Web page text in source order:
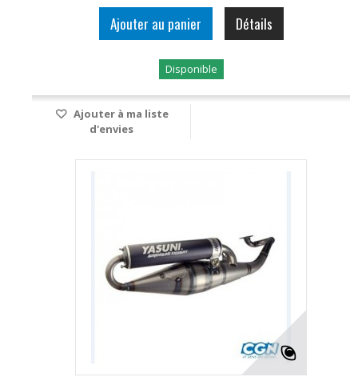
Ajouter au panier Détails
Disponible
Ajouter à ma liste
d'envies